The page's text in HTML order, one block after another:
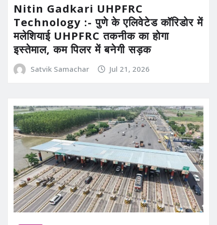
Nitin Gadkari UHPFRC
Technology :- पुणे के एलिवेटेड कॉरिडोर में
मलेशियाई UHPFRC तकनीक का होगा
इस्तेमाल, कम पिलर में बनेगी सड़क
Satvik Samachar Jul 21, 2026